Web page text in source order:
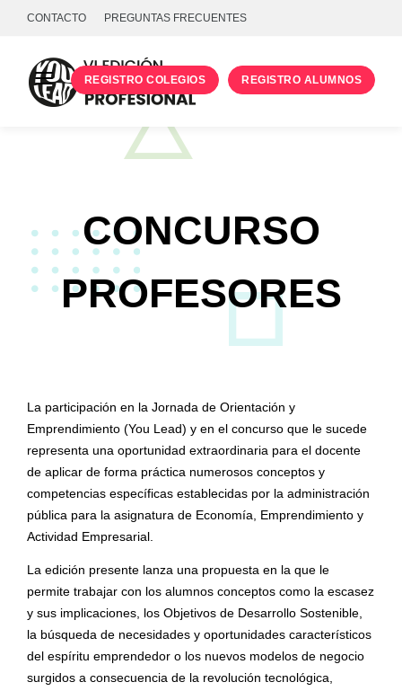
CONTACTO PREGUNTAS FRECUENTES
REGISTRO COLEGIOS REGISTRO ALUMNOS
INICIA SESIÓN
CONCURSO
PROFESORES
La participación en la Jornada de Orientación y
Emprendimiento (You Lead) y en el concurso que le sucede
representa una oportunidad extraordinaria para el docente
de aplicar de forma práctica numerosos conceptos y
competencias específicas establecidas por la administración
pública para la asignatura de Economía, Emprendimiento y
Actividad Empresarial.
La edición presente lanza una propuesta en la que le
permite trabajar con los alumnos conceptos como la escasez
y sus implicaciones, los Objetivos de Desarrollo Sostenible,
la búsqueda de necesidades y oportunidades característicos
del espíritu emprendedor o los nuevos modelos de negocio
surgidos a consecuencia de la revolución tecnológica,